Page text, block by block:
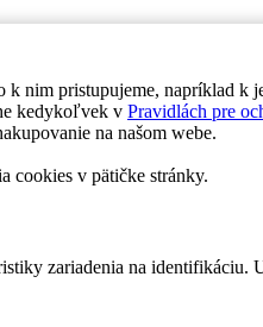
nim pristupujeme, napríklad
kedykoľvek v Pravidlách pre
na našom webe.
cookies v pätičke stránky.
zariadenia na